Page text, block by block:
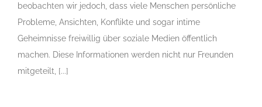
beobachten wir jedoch, dass viele Menschen persönliche
Probleme, Ansichten, Konflikte und sogar intime
Geheimnisse freiwillig über soziale Medien öffentlich
machen. Diese Informationen werden nicht nur Freunden
mitgeteilt, [...]